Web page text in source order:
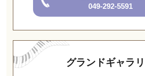
049-292-5591
グランドギャラ